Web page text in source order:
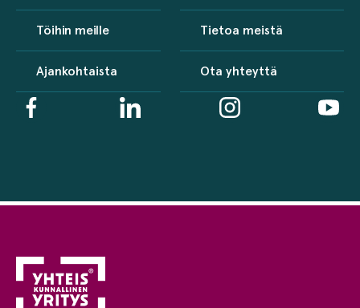
Töihin meille Tietoa meistä
Ajankohtaista Ota yhteyttä